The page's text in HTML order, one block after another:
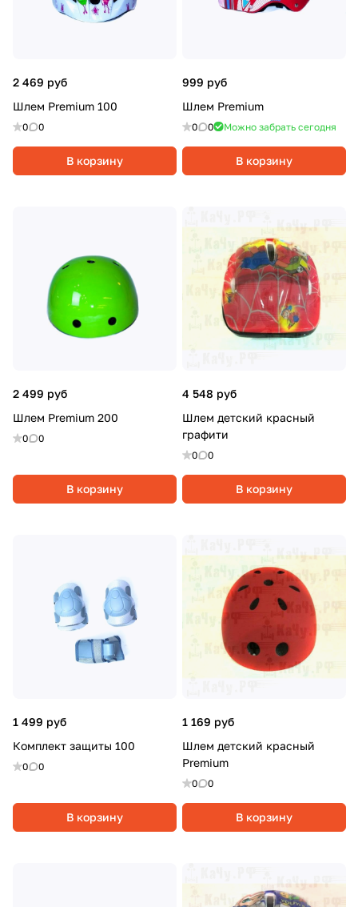
2 469 руб
Шлем Premium 100
0 0
В корзину
999 руб
Шлем Premium
0 0 Можно забрать сегодня
В корзину
2 499 руб
Шлем Premium 200
0 0
В корзину
4 548 руб
Шлем детский красный
графити
0 0
В корзину
1 499 руб
Комплект защиты 100
0 0
В корзину
1 169 руб
Шлем детский красный
Premium
0 0
В корзину